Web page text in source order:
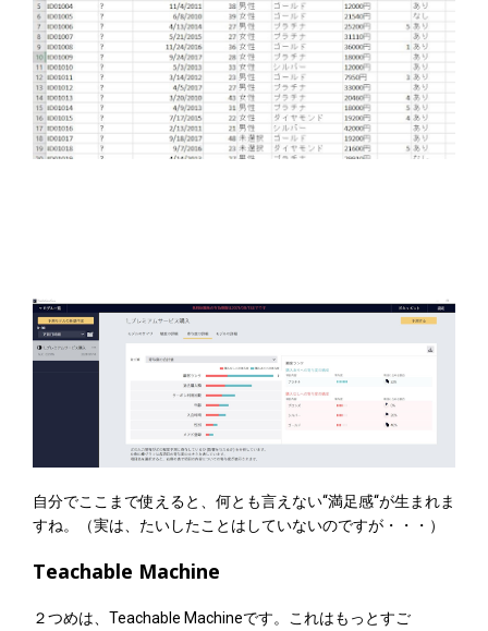
自分でここまで使えると、何とも言えない“満足感“が生まれま
すね。（実は、たいしたことはしていないのですが・・・）
Teachable Machine
２つめは、Teachable Machineです。これはもっとすご